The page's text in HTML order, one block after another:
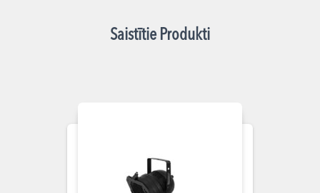
Saistītie Produkti